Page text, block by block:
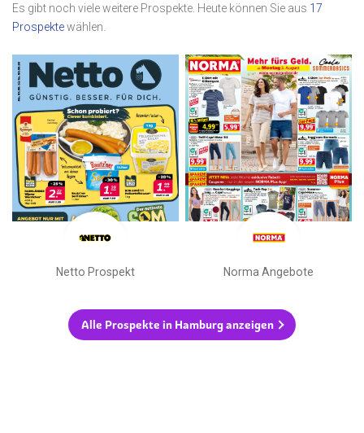
Es gibt noch viele weitere Prospekte. Heute können Sie aus 17
Prospektewählen.
Netto Prospekt Norma Angebote
Alle Prospekte in Hamburg anzeigen